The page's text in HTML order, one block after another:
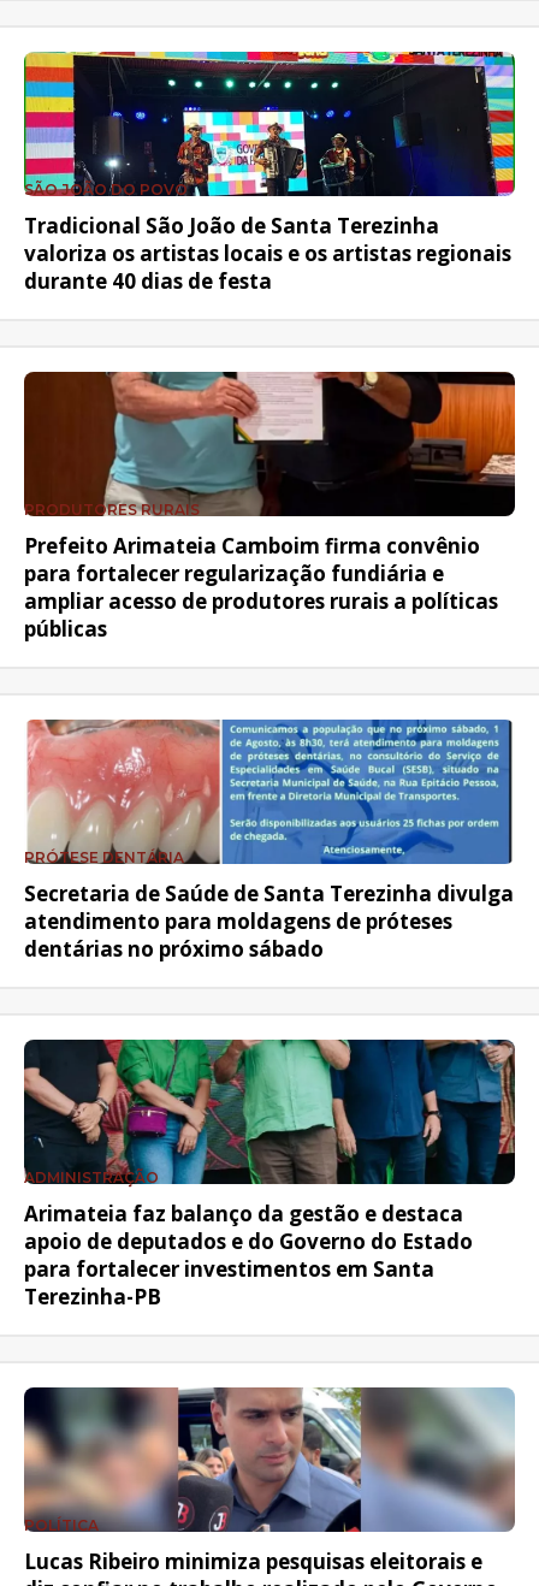
SÃO JOÃO DO POVO
Tradicional São João de Santa Terezinha
valoriza os artistas locais e os artistas regionais
durante 40 dias de festa
PRODUTORES RURAIS
Prefeito Arimateia Camboim firma convênio
para fortalecer regularização fundiária e
ampliar acesso de produtores rurais a políticas
públicas
PRÓTESE DENTÁRIA
Secretaria de Saúde de Santa Terezinha divulga
atendimento para moldagens de próteses
dentárias no próximo sábado
ADMINISTRAÇÃO
Arimateia faz balanço da gestão e destaca
apoio de deputados e do Governo do Estado
para fortalecer investimentos em Santa
Terezinha-PB
POLÍTICA
Lucas Ribeiro minimiza pesquisas eleitorais e